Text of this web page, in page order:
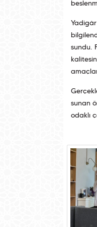
sundu.
sunan
odaklı